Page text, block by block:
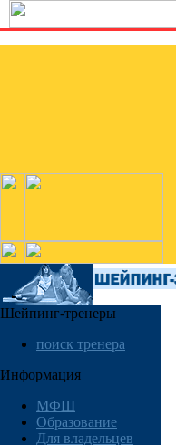
Шейпинг-тренеры
поиск тренера
Информация
МФШ
Образование
Для владельцев